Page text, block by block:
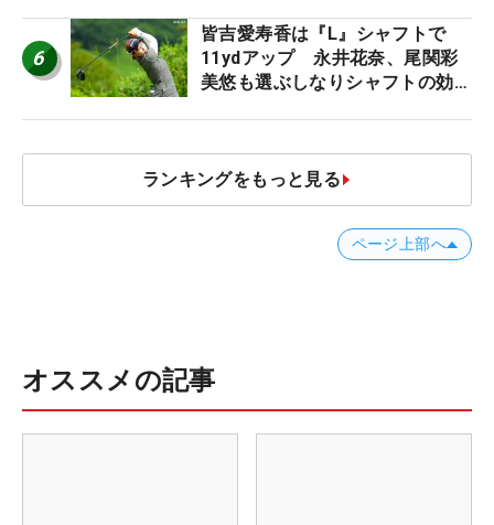
6
皆吉愛寿香は『L』シャフトで
11ydアップ 永井花奈、尾関彩
美悠も選ぶしなりシャフトの効果
ランキングをもっと見る
ページ上部へ
オススメの記事